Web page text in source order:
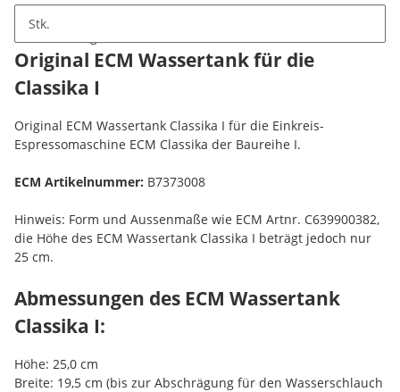
Stk.
Beschreibung
Original ECM Wassertank für die
Classika I
Original ECM Wassertank Classika I für die Einkreis-
Espressomaschine ECM Classika der Baureihe I.
ECM Artikelnummer: B7373008
Hinweis: Form und Aussenmaße wie ECM Artnr. C639900382,
die Höhe des ECM Wassertank Classika I beträgt jedoch nur
25 cm.
Abmessungen des ECM Wassertank
Classika I:
Höhe: 25,0 cm
Breite: 19,5 cm (bis zur Abschrägung für den Wasserschlauch